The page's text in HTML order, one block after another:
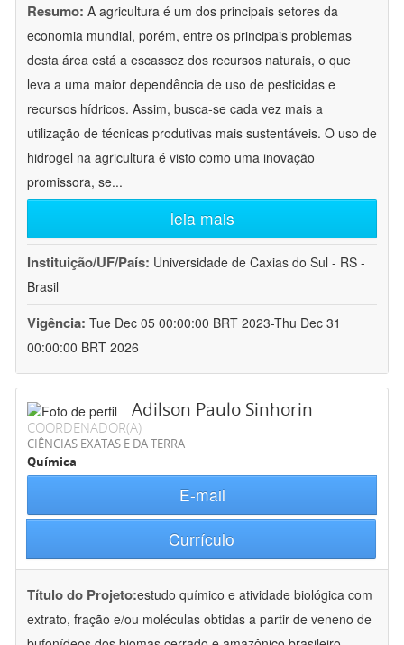
Resumo: A agricultura é um dos principais setores da
economia mundial, porém, entre os principais problemas
desta área está a escassez dos recursos naturais, o que
leva a uma maior dependência de uso de pesticidas e
recursos hídricos. Assim, busca-se cada vez mais a
utilização de técnicas produtivas mais sustentáveis. O uso de
hidrogel na agricultura é visto como uma inovação
promissora, se...
leia mais
Instituição/UF/País: Universidade de Caxias do Sul - RS -
Brasil
Vigência: Tue Dec 05 00:00:00 BRT 2023-Thu Dec 31
00:00:00 BRT 2026
Adilson Paulo Sinhorin
COORDENADOR(A)
CIÊNCIAS EXATAS E DA TERRA
Química
E-mail
Currículo
Título do Projeto:estudo químico e atividade biológica com
extrato, fração e/ou moléculas obtidas a partir de veneno de